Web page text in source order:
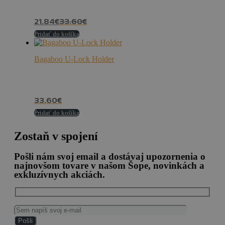
21.84€33.60€
Pridať do košíka
Bagaboo U-Lock Holder
33.60€
Pridať do košíka
Zostaň v spojení
Pošli nám svoj email a dostávaj upozornenia o
najnovšom tovare v našom Šope, novinkách a
exkluzívnych akciách.